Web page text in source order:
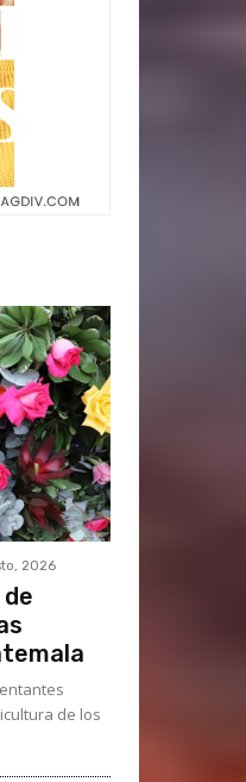
2026
de los